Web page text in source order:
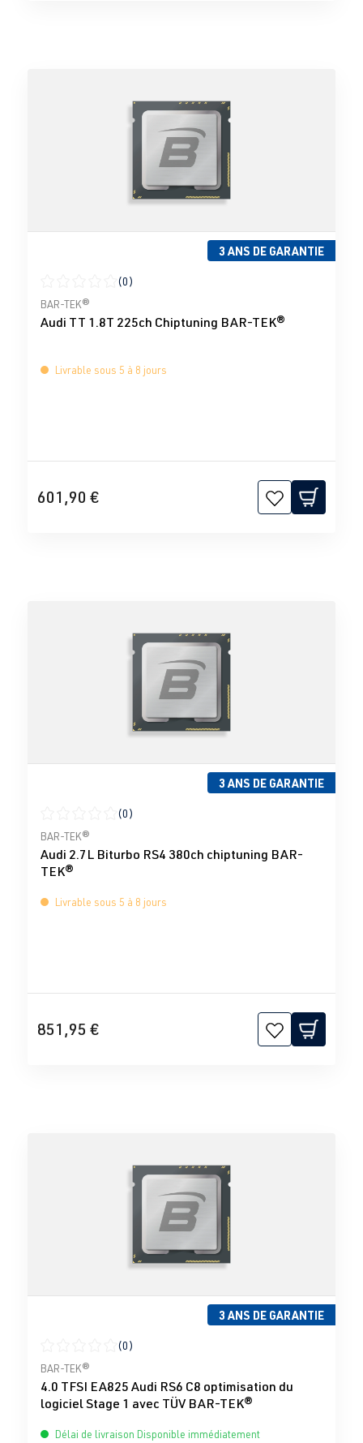
3 ANS DE GARANTIE
Note moyenne de 0 sur 5 étoiles
(0)
BAR-TEK®
Audi TT 1.8T 225ch Chiptuning BAR-TEK®
Livrable sous 5 à 8 jours
601,90 €
3 ANS DE GARANTIE
Note moyenne de 0 sur 5 étoiles
(0)
BAR-TEK®
Audi 2.7L Biturbo RS4 380ch chiptuning BAR-
TEK®
Livrable sous 5 à 8 jours
851,95 €
3 ANS DE GARANTIE
Note moyenne de 0 sur 5 étoiles
(0)
BAR-TEK®
4.0 TFSI EA825 Audi RS6 C8 optimisation du
logiciel Stage 1 avec TÜV BAR-TEK®
Délai de livraison Disponible immédiatement